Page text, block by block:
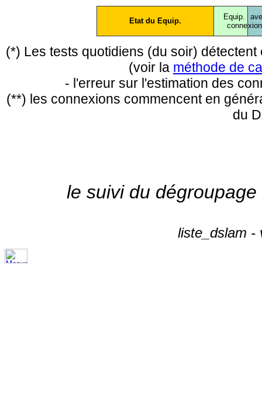
Etat du Equip.
Equip.
conne
(*) Les tests quotidiens (du soir)
(voir la méthode de
- l'erreur sur l'estimation des
(**) les connexions commencent en
du
le suivi du
liste_dslam -